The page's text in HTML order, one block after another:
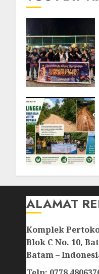
ALAMAT
Komplek
Blok C No. 10,
Batam –